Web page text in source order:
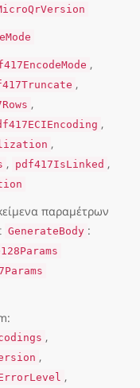
,
,
,
,
,
, pdf417IsLinked ,
παραμέτρων
GenerateBody :
,
,
,